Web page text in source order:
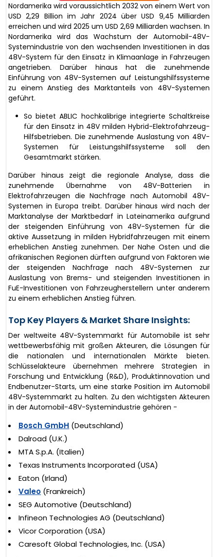
Nordamerika wird voraussichtlich 2032 von einem Wert von
USD 2,29 Billion im Jahr 2024 über USD 9,45 Milliarden
erreichen und wird 2025 um USD 2,69 Milliarden wachsen. In
Nordamerika wird das Wachstum der Automobil-48V-
Systemindustrie von den wachsenden Investitionen in das
48V-System für den Einsatz in Klimaanlage in Fahrzeugen
angetrieben. Darüber hinaus hat die zunehmende
Einführung von 48V-Systemen auf Leistungshilfssysteme
zu einem Anstieg des Marktanteils von 48V-Systemen
geführt.
So bietet ABLIC hochkalibrige integrierte Schaltkreise
für den Einsatz in 48V milden Hybrid-Elektrofahrzeug-
Hilfsbetrieben. Die zunehmende Auslastung von 48V-
Systemen für Leistungshilfssysteme soll den
Gesamtmarkt stärken.
Darüber hinaus zeigt die regionale Analyse, dass die
zunehmende Übernahme von 48V-Batterien in
Elektrofahrzeugen die Nachfrage nach Automobil 48V-
Systemen in Europa treibt. Darüber hinaus wird nach der
Marktanalyse der Marktbedarf in Lateinamerika aufgrund
der steigenden Einführung von 48V-Systemen für die
aktive Aussetzung in milden Hybridfahrzeugen mit einem
erheblichen Anstieg zunehmen. Der Nahe Osten und die
afrikanischen Regionen dürften aufgrund von Faktoren wie
der steigenden Nachfrage nach 48V-Systemen zur
Auslastung von Brems- und steigenden Investitionen in
FuE-Investitionen von Fahrzeugherstellern unter anderem
zu einem erheblichen Anstieg führen.
Top Key Players & Market Share Insights:
Der weltweite 48V-Systemmarkt für Automobile ist sehr
wettbewerbsfähig mit großen Akteuren, die Lösungen für
die nationalen und internationalen Märkte bieten.
Schlüsselakteure übernehmen mehrere Strategien in
Forschung und Entwicklung (R&D), Produktinnovation und
Endbenutzer-Starts, um eine starke Position im Automobil
48V-Systemmarkt zu halten. Zu den wichtigsten Akteuren
in der Automobil-48V-Systemindustrie gehören -
Bosch GmbH (Deutschland)
Dalroad (U.K.)
MTA S.p.A. (Italien)
Texas Instruments Incorporated (USA)
Eaton (Irland)
Valeo (Frankreich)
SEG Automotive (Deutschland)
Infineon Technologies AG (Deutschland)
Vicor Corporation (USA)
Caresoft Global Technologies, Inc. (USA)